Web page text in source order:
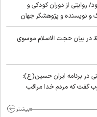
روایتی از دوران کودکی و
و نویسنده و پژوهشگر جهان
بیان حجت الاسلام موسوی
در برنامه ایران حسین(ع):
که مردم خدا مراقب
بیشتر